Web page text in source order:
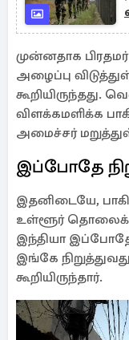
முன்னதாக
அழைப்பு
கூறியிருந்தது.
விளக்கமளிக்க
அமைச்சர்
இப்போதே
இதனிடையே,
உள்ளூர்
இந்தியா
இங்கே
கூறியிருந்தார்.